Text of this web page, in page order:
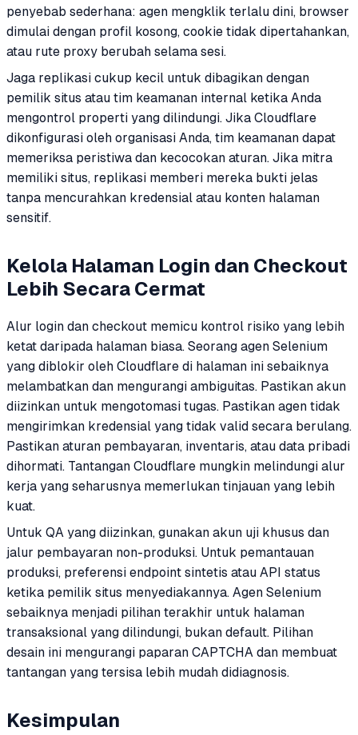
penyebab sederhana: agen mengklik terlalu dini, browser
dimulai dengan profil kosong, cookie tidak dipertahankan,
atau rute proxy berubah selama sesi.
Jaga replikasi cukup kecil untuk dibagikan dengan
pemilik situs atau tim keamanan internal ketika Anda
mengontrol properti yang dilindungi. Jika Cloudflare
dikonfigurasi oleh organisasi Anda, tim keamanan dapat
memeriksa peristiwa dan kecocokan aturan. Jika mitra
memiliki situs, replikasi memberi mereka bukti jelas
tanpa mencurahkan kredensial atau konten halaman
sensitif.
Kelola Halaman Login dan Checkout
Lebih Secara Cermat
Alur login dan checkout memicu kontrol risiko yang lebih
ketat daripada halaman biasa. Seorang agen Selenium
yang diblokir oleh Cloudflare di halaman ini sebaiknya
melambatkan dan mengurangi ambiguitas. Pastikan akun
diizinkan untuk mengotomasi tugas. Pastikan agen tidak
mengirimkan kredensial yang tidak valid secara berulang.
Pastikan aturan pembayaran, inventaris, atau data pribadi
dihormati. Tantangan Cloudflare mungkin melindungi alur
kerja yang seharusnya memerlukan tinjauan yang lebih
kuat.
Untuk QA yang diizinkan, gunakan akun uji khusus dan
jalur pembayaran non-produksi. Untuk pemantauan
produksi, preferensi endpoint sintetis atau API status
ketika pemilik situs menyediakannya. Agen Selenium
sebaiknya menjadi pilihan terakhir untuk halaman
transaksional yang dilindungi, bukan default. Pilihan
desain ini mengurangi paparan CAPTCHA dan membuat
tantangan yang tersisa lebih mudah didiagnosis.
Kesimpulan